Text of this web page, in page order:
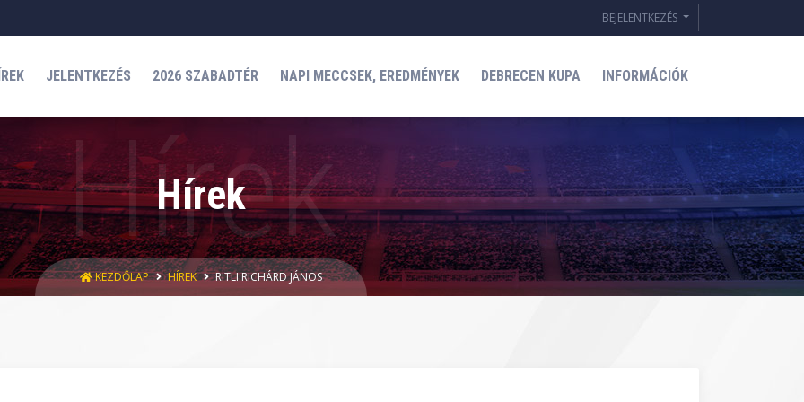
BEJELENTKEZÉS
JELENTKEZÉS 2026 SZABADTÉR NAPI MECCSEK, EREDMÉNYEK DEBRECEN KUPA INFORMÁCIÓK
Hírek
KEZDŐLAP HÍREK RITLI RICHÁRD JÁNOS